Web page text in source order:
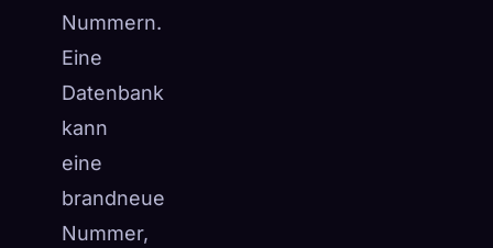
Nummern.
Eine
Datenbank
kann
eine
brandneue
Nummer,